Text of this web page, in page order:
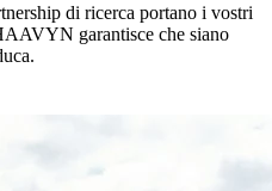
di ricerca portano i vostri
garantisce che siano